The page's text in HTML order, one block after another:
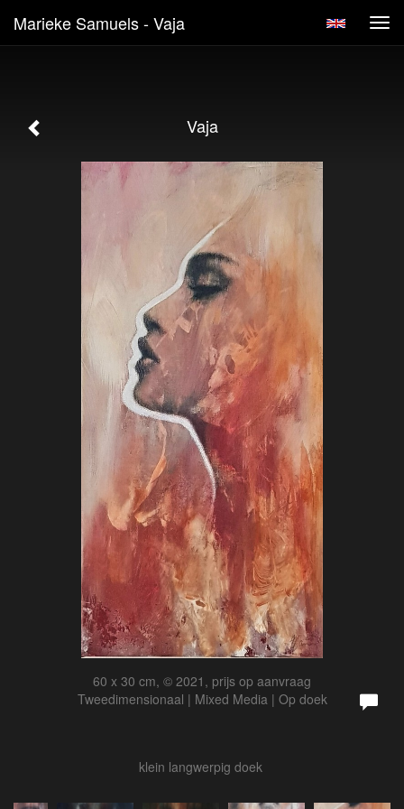
Marieke Samuels - Vaja
Vaja
60 x 30 cm, © 2021, prijs op aanvraag
Tweedimensionaal | Mixed Media | Op doek
klein langwerpig doek